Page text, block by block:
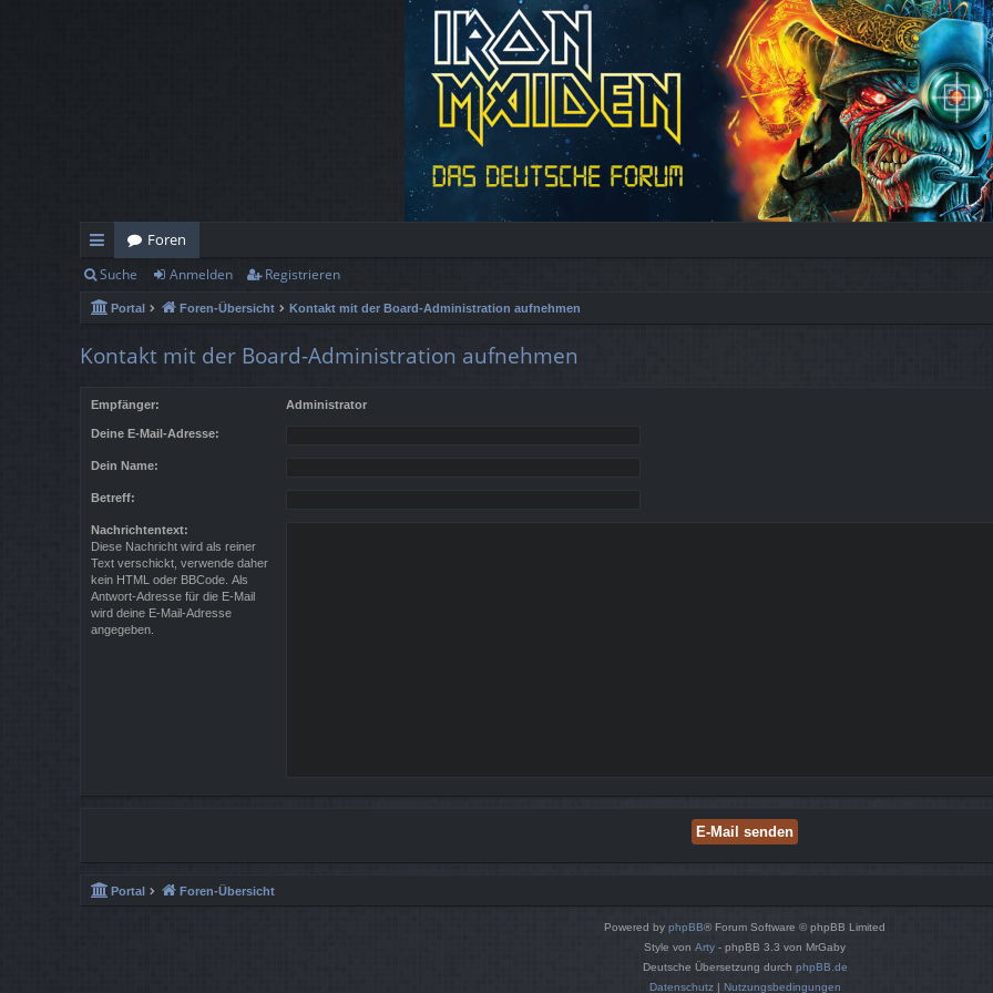
ch
ne
llz
f
Foren
Suche Anmelden Registrieren
Portal Foren-Übersicht Kontakt mit der Board-Administration aufnehmen
Kontakt mit der Board-Administration aufnehmen
Empfänger: Administrator
Deine E-Mail-Adresse:
Dein Name:
Betreff:
Nachrichtentext:
Diese Nachricht wird als reiner
Text verschickt, verwende daher
kein HTML oder BBCode. Als
Antwort-Adresse für die E-Mail
wird deine E-Mail-Adresse
angegeben.
Portal Foren-Übersicht
Powered by phpBB® Forum Software © phpBB Limited
Style von Arty - phpBB 3.3 von MrGaby
Deutsche Übersetzung durch phpBB.de
Datenschutz| Nutzungsbedingungen